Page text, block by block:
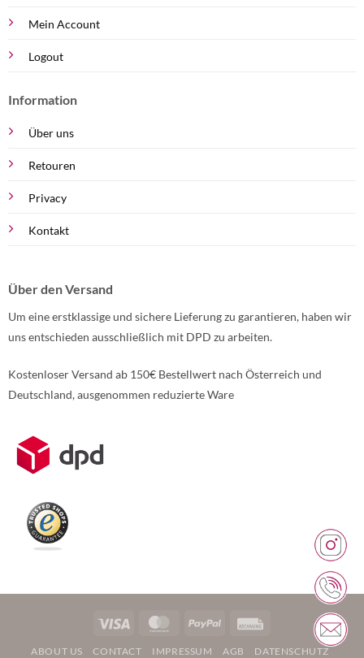
Mein Account
Logout
Information
Über uns
Retouren
Privacy
Kontakt
Über den Versand
Um eine erstklassige und sichere Lieferung zu garantieren, haben wir
uns entschieden ausschließlich mit DPD zu arbeiten.
Kostenloser Versand ab 150€ Bestellwert nach Österreich und
Deutschland, ausgenommen reduzierte Ware
Weitere Informationen über den gesperrten Inhalt.
Visa MasterCardPayPal
ABOUT US CONTACT IMPRESSUM AGB
DATENSCHUTZ